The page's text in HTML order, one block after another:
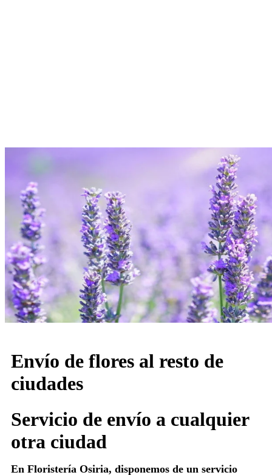
Envío de flores al resto de
ciudades
Servicio de envío a cualquier
otra ciudad
En Floristería Osiria, disponemos de un servicio